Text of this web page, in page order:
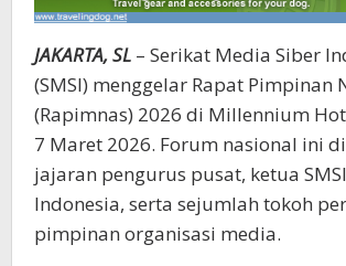
JAKARTA, SL – Serikat Media Siber
(SMSI) menggelar Rapat Pimpinan
(Rapimnas) 2026 di Millennium
7 Maret 2026. Forum nasional ini
jajaran pengurus pusat, ketua
Indonesia, serta sejumlah tokoh
pimpinan organisasi media.